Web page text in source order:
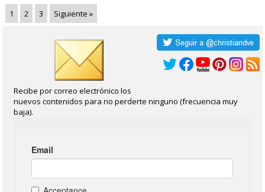
1 2 3 Siguiente »
Recibe por correo electrónico los
nuevos contenidos para no perderte ninguno (frecuencia muy
baja).